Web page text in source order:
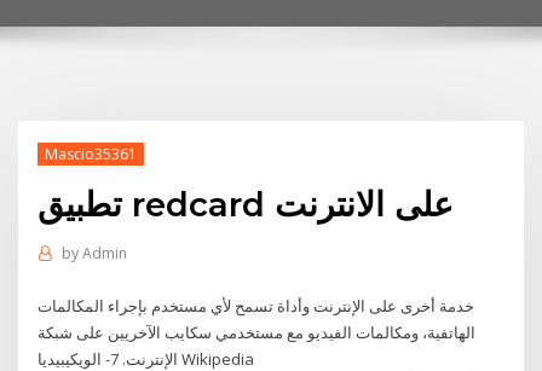
Mascio35361
تطبيق redcard على الانترنت
byAdmin
خدمة أخرى على الإنترنت وأداة تسمح لأي مستخدم بإجراء المكالمات
الهاتفية، ومكالمات الفيديو مع مستخدمي سكايب الآخريين على شبكة
الإنترنت. 7- الويكيبيديا Wikipedia